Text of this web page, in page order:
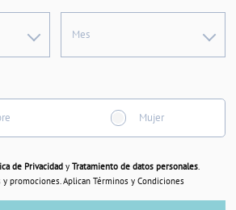
Mes
Mujer
de Privacidady Tratamiento de datos personales.
promociones. Aplican Términos y Condiciones